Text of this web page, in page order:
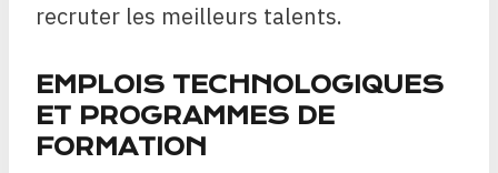
recruter les meilleurs talents.
EMPLOIS TECHNOLOGIQUES
ET PROGRAMMES DE
FORMATION